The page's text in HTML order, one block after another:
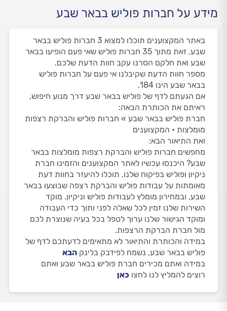
מידע על חברות פוליש בבאר שבע
באתר המקצוענים תוכלו למצוא 3 חברות פוליש בבאר
שבע. זאת מתוך 35 חברות פוליש שאי פעם הופיעו בבאר
שבע ואת חלקם הסרנו עקב חוות הדעת שלכם.
מספר חוות הדעת שקיבלנו אי פעם על חברות פוליש
בבאר שבע הינו 184.
אם הגעתם לדף של פוליש בבאר שבע דרך מנוע חיפוש,
ראיתם את הכותרת הבאה:
חברת פוליש בבאר שבע » חברות פוליש והברקת רצפות
מומלצות • המקצוענים
ואת התיאור הבא:
מחפשים חברות פוליש והברקת רצפות מומלצות בבאר
שבע? היכנסו עכשיו לאתר המקצוענים והזמינו חברת
ניקיון ופוליש בפיקוח שלנו, תוכלו להיעזר בחוות דעת
מאומתות על עבודות פוליש והברקת רצפה שבוצעו בבאר
שבע, ובמחירון מומלץ לעבודות פוליש וניקיון. מוקד
השירות שלנו זמין לכל שאלה לפני ותוך כדי העבודה
ומוקד הגישור שלנו ערוך לטפל בכל בעיה שנוצרת לכם
מול חברת הברקת הרצפות.
במידה והכותרת והתיאור לא מתאימים לדעתכם לדף של
פוליש בבאר שבע, נשמח לפידבק בלינק הבא
במידה ואתם מכירים חברת פוליש בבאר שבע ואתם
רוצים להמליץ לנו לחצו כאן